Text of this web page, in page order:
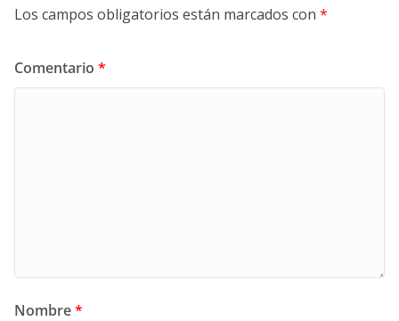
Los campos obligatorios están marcados con *
Comentario *
Nombre*